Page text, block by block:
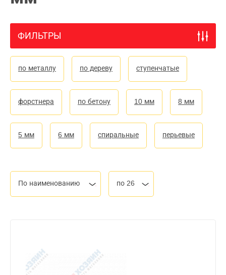
ФИЛЬТРЫ
по металлу по дереву ступенчатые
форстнера по бетону 10 мм 8 мм
5 мм 6 мм спиральные перьевые
По наименованию по 26